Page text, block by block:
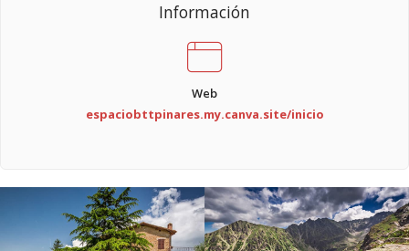
Información
Web
espaciobttpinares.my.canva.site/inicio